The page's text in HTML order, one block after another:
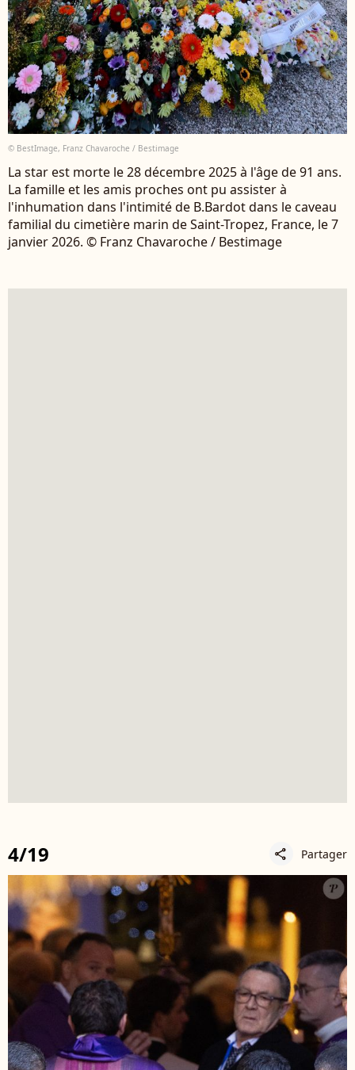
© BestImage, Franz Chavaroche / Bestimage
La star est morte le 28 décembre 2025 à l'âge de 91 ans.
La famille et les amis proches ont pu assister à
l'inhumation dans l'intimité de B.Bardot dans le caveau
familial du cimetière marin de Saint-Tropez, France, le 7
janvier 2026. © Franz Chavaroche / Bestimage
4/19 share Partager